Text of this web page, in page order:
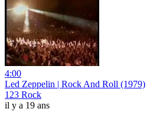
4:00
Led Zeppelin | Rock And Roll (1979)
123 Rock
il y a 19 ans